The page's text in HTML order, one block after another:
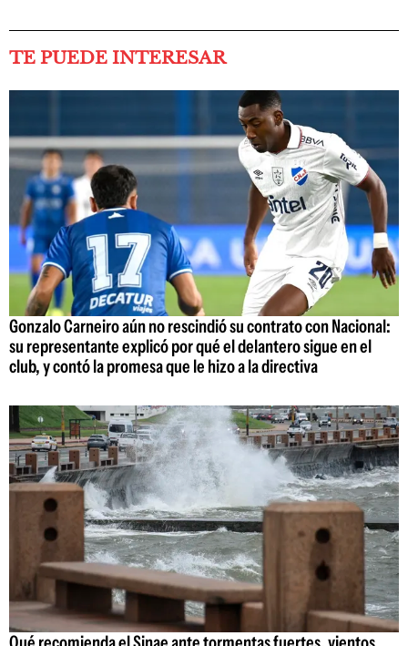
TE PUEDE INTERESAR
Gonzalo Carneiro aún no rescindió su contrato con Nacional:
su representante explicó por qué el delantero sigue en el
club, y contó la promesa que le hizo a la directiva